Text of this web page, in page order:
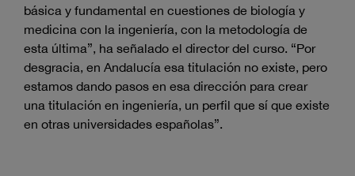
básica y fundamental en cuestiones de biología y
medicina con la ingeniería, con la metodología de
esta última”, ha señalado el director del curso. “Por
desgracia, en Andalucía esa titulación no existe, pero
estamos dando pasos en esa dirección para crear
una titulación en ingeniería, un perfil que sí que existe
en otras universidades españolas”.